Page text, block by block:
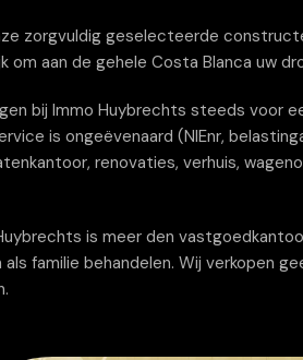
zorgvuldig geselecteerde
om aan de gehele Costa Blanca uw
bij Immo Huybrechts steeds voor
is ongeëvenaard (NIEnr,
renovaties, verhuis,
is meer den
als familie behandelen. Wij verkopen